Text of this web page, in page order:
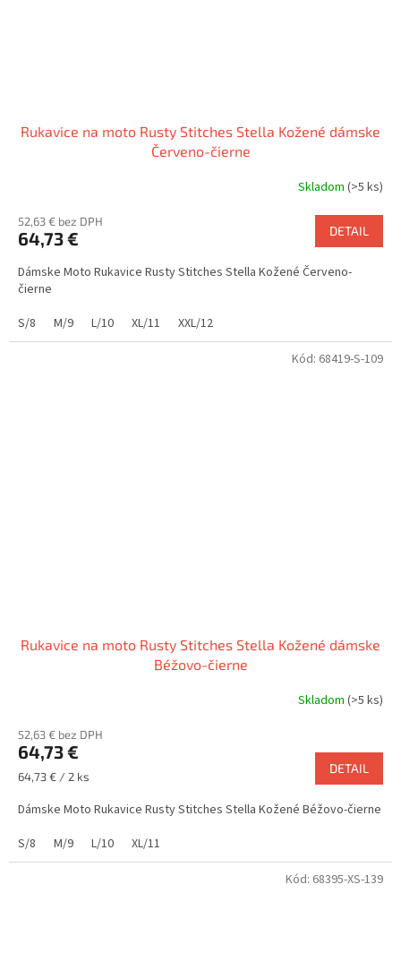
Rukavice na moto Rusty Stitches Stella Kožené dámske
Červeno-čierne
Skladom (>5 ks)
52,63 € bez DPH
64,73 € DETAIL
Dámske Moto Rukavice Rusty Stitches Stella Kožené Červeno-
čierne
S/8
M/9 L/10 XL/11 XXL/12
Rukavice na moto Rusty Stitches Stella Kožené dámske
Béžovo-čierne
Skladom (>5 ks)
52,63 € bez DPH
64,73 €
Jednotková
64,73 € / 2 ks
DETAIL
Dámske Moto Rukavice Rusty Stitches Stella Kožené Béžovo-čierne
S/8
M/9 L/10 XL/11
Kód: 68419-S-109
Kód: 68395-XS-139